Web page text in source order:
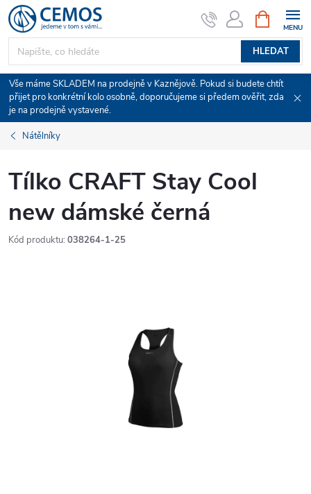
Přejít
na
obsah
HLEDAT
NÁKUPNÍ
KOŠÍK
Vše máme SKLADEM na prodejně v Kaznějově. Pokud si budete chtít
přijet pro konkrétní kolo osobně, doporučujeme si předem ověřit, zda
je na prodejně vystavené.
Nátělníky
Tílko CRAFT Stay Cool
new dámské černá
Kód produktu: 038264-1-25